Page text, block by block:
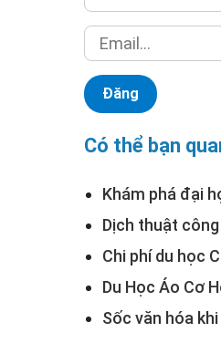
Có thể bạn
Khám phá đại
Dịch thuật
Chi phí du học
Du Học Áo Cơ
Sốc văn hóa